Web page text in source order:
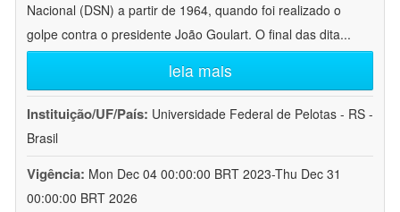
Nacional (DSN) a partir de 1964, quando foi realizado o
golpe contra o presidente João Goulart. O final das dita...
leia mais
Instituição/UF/País: Universidade Federal de Pelotas - RS -
Brasil
Vigência: Mon Dec 04 00:00:00 BRT 2023-Thu Dec 31
00:00:00 BRT 2026